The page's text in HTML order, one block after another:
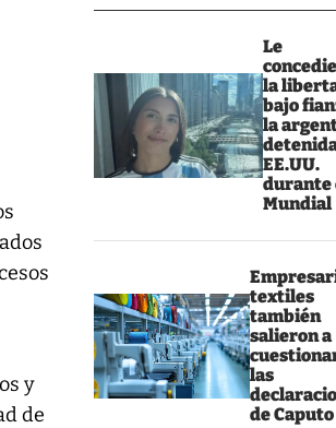
Le
la
bajo
la
EE.UU.
durante
Mundial
textiles
también
salieron a
las
de Caputo
y
de